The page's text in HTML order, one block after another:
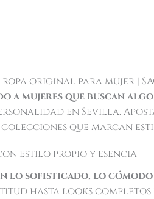
original para mujer |
a mujeres que buscan
en Sevilla.
que marcan
estilo propio y esencia
lo sofisticado, lo
hasta looks completos